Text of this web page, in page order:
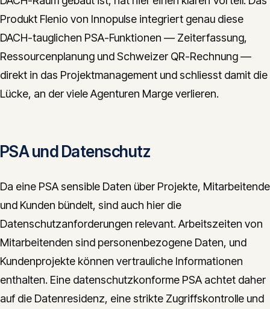
Produkt Flenio von Innopulse integriert genau diese
DACH-tauglichen PSA-Funktionen — Zeiterfassung,
Ressourcenplanung und Schweizer QR-Rechnung —
direkt in das Projektmanagement und schliesst damit die
Lücke, an der viele Agenturen Marge verlieren.
PSA und Datenschutz
Da eine PSA sensible Daten über Projekte, Mitarbeitende
und Kunden bündelt, sind auch hier die
Datenschutzanforderungen relevant. Arbeitszeiten von
Mitarbeitenden sind personenbezogene Daten, und
Kundenprojekte können vertrauliche Informationen
enthalten. Eine datenschutzkonforme PSA achtet daher
auf die Datenresidenz, eine strikte Zugriffskontrolle und